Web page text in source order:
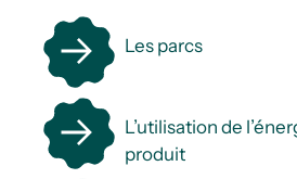
Les parcs
L’utilisation de
produit